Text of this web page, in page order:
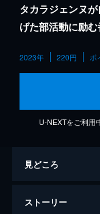
タカラジェンヌ
げた部活動に励む
2023年 220円 ポ
U-NEXTをご利用
見どころ
ストーリー